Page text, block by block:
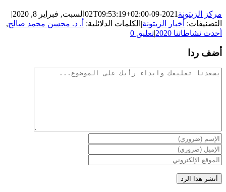
مركز الزيتونة 2021-09-02T09:53:19+02:00 السبت, فبراير 8, 2020
|
التصنيفات: أخبار الزيتونة| الكلمات الدلائلية: أ. د. محسن محمد صالح,
أحدث نشاطاتنا 2020
|تعليق 0
أضف ردا
تعليقات